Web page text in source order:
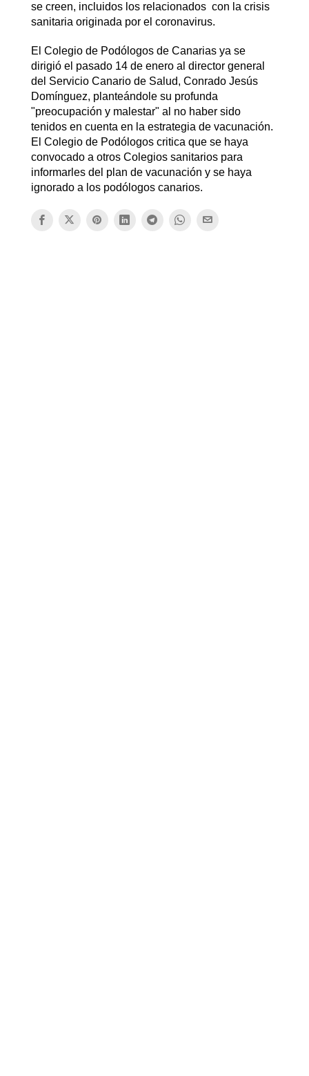
se creen, incluidos los relacionados con la crisis
sanitaria originada por el coronavirus.
El Colegio de Podólogos de Canarias ya se
dirigió el pasado 14 de enero al director general
del Servicio Canario de Salud, Conrado Jesús
Domínguez, planteándole su profunda
"preocupación y malestar" al no haber sido
tenidos en cuenta en la estrategia de vacunación.
El Colegio de Podólogos critica que se haya
convocado a otros Colegios sanitarios para
informarles del plan de vacunación y se haya
ignorado a los podólogos canarios.